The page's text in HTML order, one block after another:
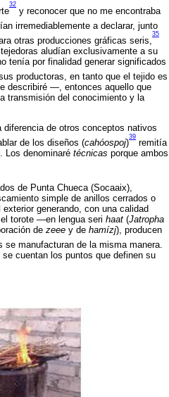
32
y reconocer que no me encontraba
irremediablemente a declarar, junto
otras producciones gráficas seris,
35
aludían exclusivamente a su
tenía por finalidad generar significados
productoras, en tanto que el tejido es
describiré —, entonces aquello que
transmisión del conocimiento y la
de otros conceptos nativos
de los diseños (cahóospoj)
39
remitía
Los denominaré técnicas porque ambos
de Punta Chueca (Socaaix),
simple de anillos cerrados o
generando, con una calidad
torote —en lengua seri haat (Jatropha
de zeee y de hamízj), producen
manufacturan de la misma manera.
cuentan los puntos que definen su